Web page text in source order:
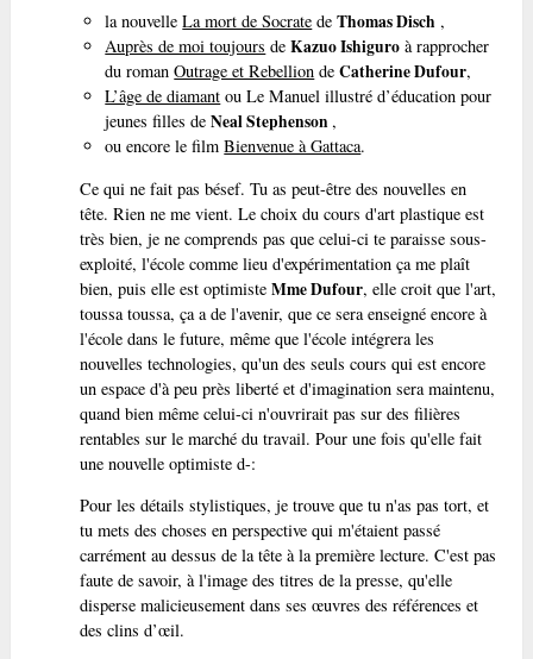
la nouvelleLa mort de Socrate deThomas Disch ,
Auprès de moi toujours deKazuo Ishiguro à rapprocher
du romanOutrage et Rebellion deCatherine Dufour,
L’âge de diamant ou Le Manuel illustré d’éducation pour
jeunes filles deNeal Stephenson,
ou encore le filmBienvenue à Gattaca.
Ce qui ne fait pas bésef. Tu as peut-être des nouvelles en
tête. Rien ne me vient. Le choix du cours d'art plastique est
très bien, je ne comprends pas que celui-ci te paraisse sous-
exploité, l'école comme lieu d'expérimentation ça me plaît
bien, puis elle est optimiste Mme Dufour, elle croit que l'art,
toussa toussa, ça a de l'avenir, que ce sera enseigné encore à
l'école dans le future, même que l'école intégrera les
nouvelles technologies, qu'un des seuls cours qui est encore
un espace d'à peu près liberté et d'imagination sera maintenu,
quand bien même celui-ci n'ouvrirait pas sur des filières
rentables sur le marché du travail. Pour une fois qu'elle fait
une nouvelle optimiste d-:
Pour les détails stylistiques, je trouve que tu n'as pas tort, et
tu mets des choses en perspective qui m'étaient passé
carrément au dessus de la tête à la première lecture. C'est pas
faute de savoir, à l'image des titres de la presse, qu'elle
disperse malicieusement dans ses œuvres des références et
des clins d’œil.